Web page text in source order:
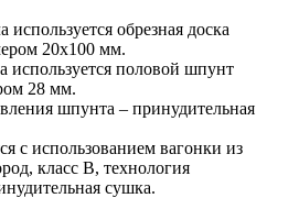
используется обрезная доска
20х100 мм.
используется половой шпунт
28 мм.
шпунта – принудительная
с использованием вагонки из
класс В, технология
сушка.